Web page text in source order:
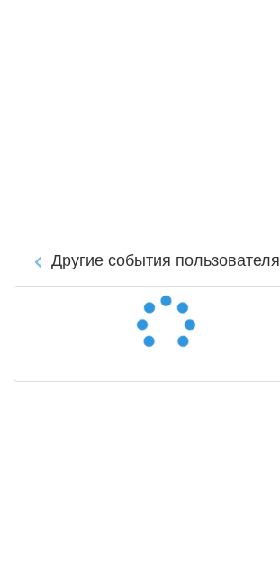
Другие события пользователя